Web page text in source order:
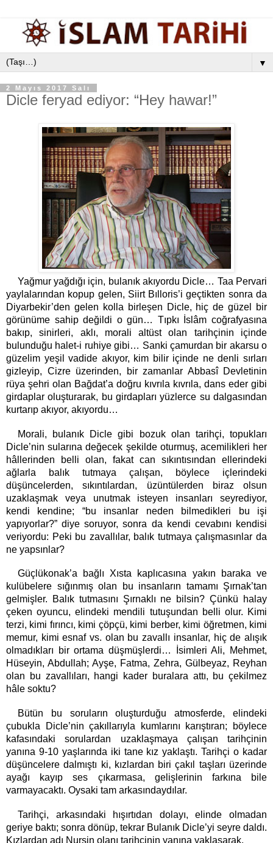
▼
2 Mayıs 2017 Salı
Dicle feryad ediyor: “Hey hawar!”
Yağmur yağdığı için, bulanık akıyordu Dicle… Taa Pervari
yaylalarından kopup gelen, Siirt Bılloris’i geçtikten sonra da
Diyarbekir’den gelen kolla birleşen Dicle, hiç de güzel bir
görünüme sahip değildi o gün… Tıpkı İslâm coğrafyasına
bakıp, sinirleri, aklı, morali altüst olan tarihçinin içinde
bulunduğu halet-i ruhiye gibi… Sanki çamurdan bir akarsu o
güzelim yeşil vadide akıyor, kim bilir içinde ne denli sırları
gizleyip, Cizre üzerinden, bir zamanlar Abbasî Devletinin
rüya şehri olan Bağdat’a doğru kıvrıla kıvrıla, dans eder gibi
girdaplar oluşturarak, bu girdapları yüzlerce su dalgasından
kurtarıp akıyor, akıyordu…
Morali, bulanık Dicle gibi bozuk olan tarihçi, topukları
Dicle’nin sularına değecek şekilde oturmuş, acemilikleri her
hâllerinden belli olan, fakat can sıkıntısından ellerindeki
ağlarla balık tutmaya çalışan, böylece içlerindeki
düşüncelerden, sıkıntılardan, üzüntülerden biraz olsun
uzaklaşmak veya unutmak isteyen insanları seyrediyor,
kendi kendine; “bu insanlar neden bilmedikleri bu işi
yapıyorlar?” diye soruyor, sonra da kendi cevabını kendisi
veriyordu: Peki bu zavallılar, balık tutmaya çalışmasınlar da
ne yapsınlar?
Güçlükonak’a bağlı Xısta kaplıcasına yakın baraka ve
kulübelere sığınmış olan bu insanların tamamı Şırnak’tan
gelmişler. Balık tutmasını Şırnaklı ne bilsin? Çünkü halay
çeken oyuncu, elindeki mendili tutuşundan belli olur. Kimi
terzi, kimi fırıncı, kimi çöpçü, kimi berber, kimi öğretmen, kimi
memur, kimi esnaf vs. olan bu zavallı insanlar, hiç de alışık
olmadıkları bir ortama düşmüşlerdi… İsimleri Ali, Mehmet,
Hüseyin, Abdullah; Ayşe, Fatma, Zehra, Gülbeyaz, Reyhan
olan bu zavallıları, hangi kader buralara attı, bu çekilmez
hâle soktu?
Bütün bu soruların oluşturduğu atmosferde, elindeki
çubukla Dicle’nin çakıllarıyla kumlarını karıştıran; böylece
kafasındaki sorulardan uzaklaşmaya çalışan tarihçinin
yanına 9-10 yaşlarında iki tane kız yaklaştı. Tarihçi o kadar
düşüncelere dalmıştı ki, kızlardan biri çakıl taşları üzerinde
ayağı kayıp ses çıkarmasa, gelişlerinin farkına bile
varmayacaktı. Oysaki tam arkasındaydılar.
Tarihçi, arkasındaki hışırtıdan dolayı, elinde olmadan
geriye baktı; sonra dönüp, tekrar Bulanık Dicle’yi seyre daldı.
Kızlardan adı Nurşin olanı tarihçinin yanına yaklaşarak,